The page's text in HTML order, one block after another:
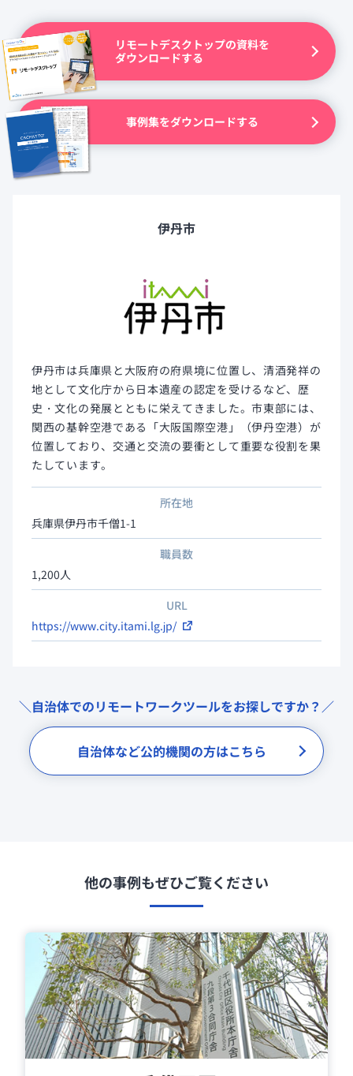
リモートデスクトップの資料を
ダウンロードする
事例集をダウンロードする
伊丹市
伊丹市は兵庫県と大阪府の府県境に位置し、清酒発祥の
地として文化庁から日本遺産の認定を受けるなど、歴
史・文化の発展とともに栄えてきました。市東部には、
関西の基幹空港である「大阪国際空港」（伊丹空港）が
位置しており、交通と交流の要衝として重要な役割を果
たしています。
所在地
兵庫県伊丹市千僧1-1
職員数
1,200人
URL
https://www.city.itami.lg.jp/
＼自治体でのリモートワークツールをお探しですか？／
自治体など公的機関の方はこちら
他の事例もぜひご覧ください